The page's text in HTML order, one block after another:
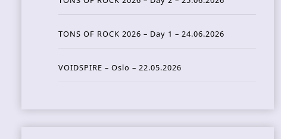
TONS OF ROCK 2026 – Day 1 – 24.06.2026
VOIDSPIRE – Oslo – 22.05.2026